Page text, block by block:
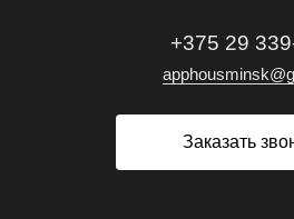
+375 29
Заказать